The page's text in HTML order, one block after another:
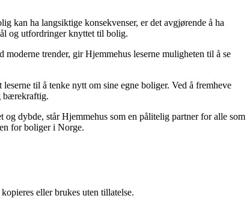
kan ha langsiktige konsekvenser, er det avgjørende å ha
og utfordringer knyttet til bolig.
trender, gir Hjemmehus leserne muligheten til å se
til å tenke nytt om sine egne boliger. Ved å fremheve
bærekraftig.
dybde, står Hjemmehus som en pålitelig partner for alle som
for boliger i Norge.
eller brukes uten tillatelse.